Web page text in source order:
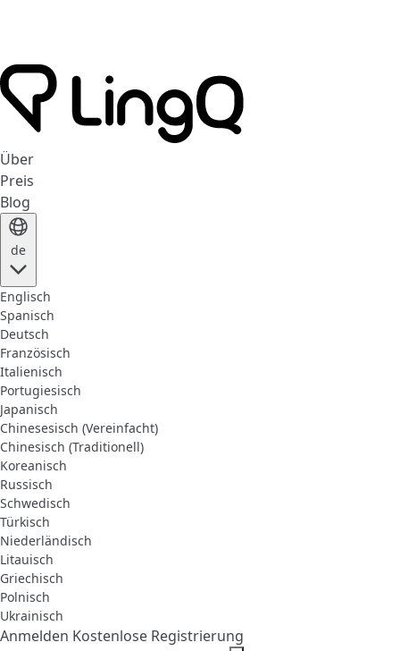
Über
Preis
Blog
de
Englisch
Spanisch
Deutsch
Französisch
Italienisch
Portugiesisch
Japanisch
Chinesesisch (Vereinfacht)
Chinesisch (Traditionell)
Koreanisch
Russisch
Schwedisch
Türkisch
Niederländisch
Litauisch
Griechisch
Polnisch
Ukrainisch
Anmelden Kostenlose Registrierung